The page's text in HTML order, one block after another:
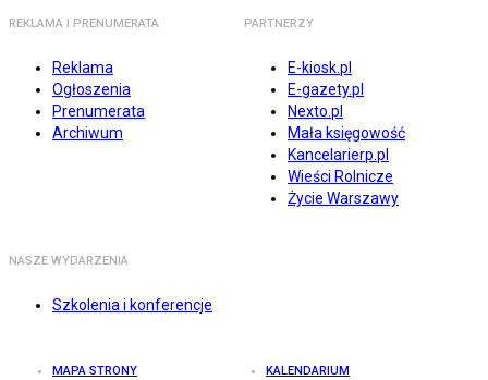
REKLAMA I PRENUMERATA
Reklama
Ogłoszenia
Prenumerata
Archiwum
PARTNERZY
E-kiosk.pl
E-gazety.pl
Nexto.pl
Mała księgowość
Kancelarierp.pl
Wieści Rolnicze
Życie Warszawy
NASZE WYDARZENIA
Szkolenia i konferencje
MAPA STRONY KALENDARIUM